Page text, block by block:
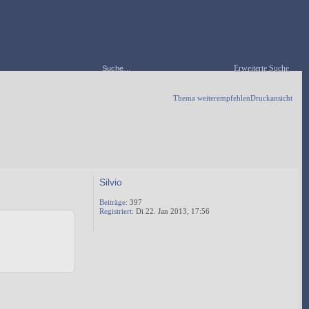
Erweiterte Suche
Thema weiterempfehlenDruckansicht
Silvio
Beiträge: 397
Registriert: Di 22. Jan 2013, 17:56